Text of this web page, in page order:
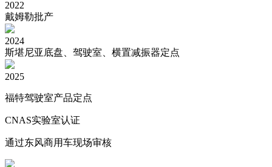
2022
戴姆勒批产
2024
斯堪尼亚底盘、驾驶室、横置减振器定点
2025
福特驾驶室产品定点
CNAS实验室认证
通过东风商用车现场审核